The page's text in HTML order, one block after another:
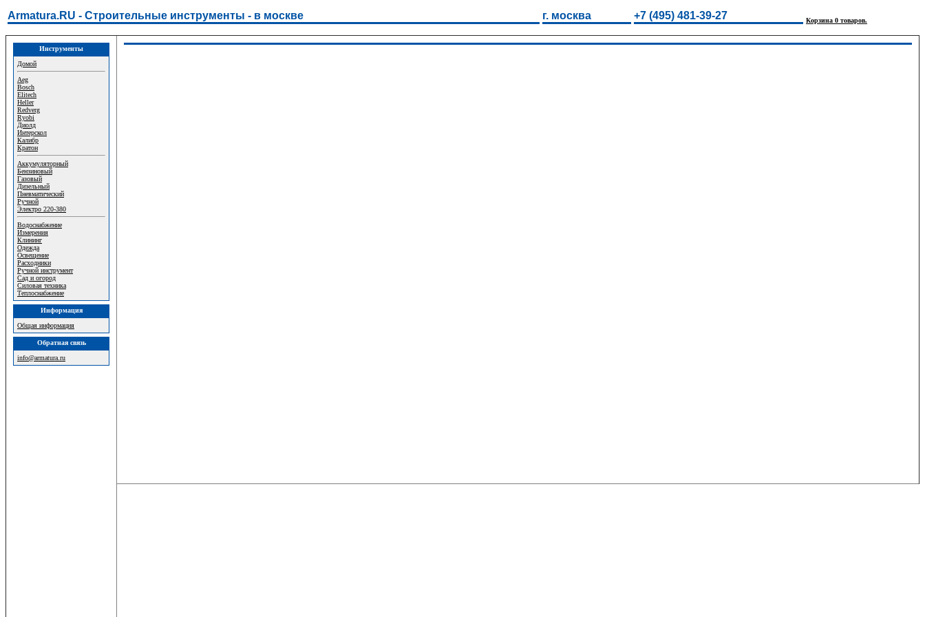
Armatura.RU - Строительные инструменты - в москве г. москва +7 (495) 481-39-27 Корзина 0 товаров.
Инструменты
Домой
Aeg
Bosch
Elitech
Heller
Redverg
Ryobi
Диолд
Интерскол
Калибр
Кратон
Аккумуляторный
Бензиновый
Газовый
Дизельный
Пневматический
Ручной
Электро 220-380
Водоснабжение
Измерения
Клининг
Одежда
Освещение
Расходники
Ручной инструмент
Сад и огород
Силовая техника
Теплоснабжение
Информация
Общая информация
Обратная связь
info@armatura.ru